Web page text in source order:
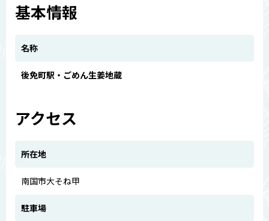
基本情報
名称
後免町駅・ごめん生姜地蔵
アクセス
所在地
南国市大そね甲
駐車場